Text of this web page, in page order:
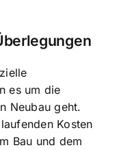
es um die
Neubau geht.
Kosten
Bau und dem